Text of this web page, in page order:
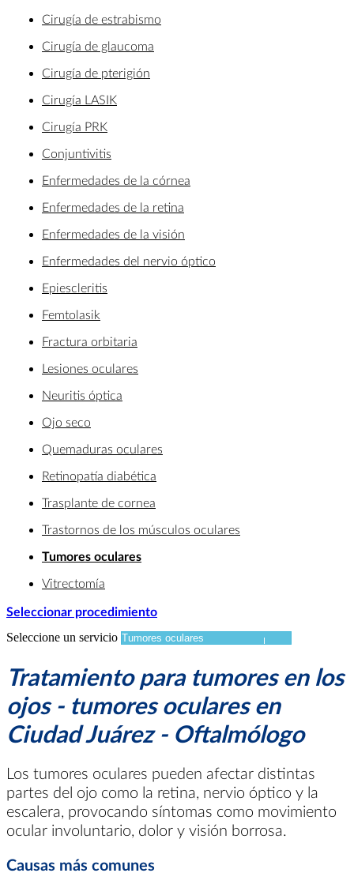
Cirugía de estrabismo
Cirugía de glaucoma
Cirugía de pterigión
Cirugía LASIK
Cirugía PRK
Conjuntivitis
Enfermedades de la córnea
Enfermedades de la retina
Enfermedades de la visión
Enfermedades del nervio óptico
Epiescleritis
Femtolasik
Fractura orbitaria
Lesiones oculares
Neuritis óptica
Ojo seco
Quemaduras oculares
Retinopatía diabética
Trasplante de cornea
Trastornos de los músculos oculares
Tumores oculares
Vitrectomía
Seleccionar procedimiento
Seleccione un servicio
Tratamiento para tumores en los
ojos - tumores oculares en
Ciudad Juárez - Oftalmólogo
Los tumores oculares pueden afectar distintas
partes del ojo como la retina, nervio óptico y la
escalera, provocando síntomas como movimiento
ocular involuntario, dolor y visión borrosa.
Causas más comunes